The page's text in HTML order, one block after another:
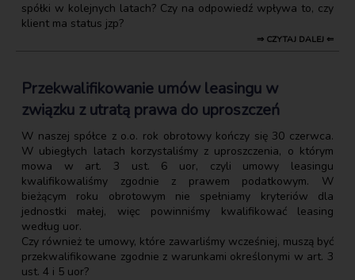
spółki w kolejnych latach? Czy na odpowiedź wpływa to, czy
klient ma status jzp?
⇒ CZYTAJ DALEJ ⇐
Przekwalifikowanie umów leasingu w
związku z utratą prawa do uproszczeń
W naszej spółce z o.o. rok obrotowy kończy się 30 czerwca.
W ubiegłych latach korzystaliśmy z uproszczenia, o którym
mowa w art. 3 ust. 6 uor, czyli umowy leasingu
kwalifikowaliśmy zgodnie z prawem podatkowym. W
bieżącym roku obrotowym nie spełniamy kryteriów dla
jednostki małej, więc powinniśmy kwalifikować leasing
według uor.
Czy również te umowy, które zawarliśmy wcześniej, muszą być
przekwalifikowane zgodnie z warunkami określonymi w art. 3
ust. 4 i 5 uor?